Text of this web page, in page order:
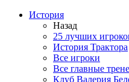
История
Назад
25 лучших
История Трактора
Все игроки
Все главные
Клуб Валерия